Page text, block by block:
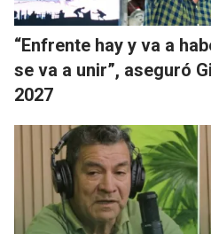
“Enfrente hay y va a
se va a unir”, aseguró
2027